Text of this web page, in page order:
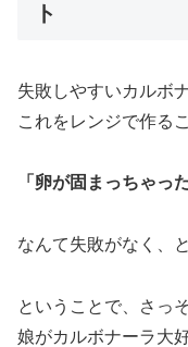
ト
失敗しやすいカルボ
これをレンジで作る
「卵が固まっちゃっ
なんて失敗がなく、
ということで、さっ
娘がカルボナーラ大